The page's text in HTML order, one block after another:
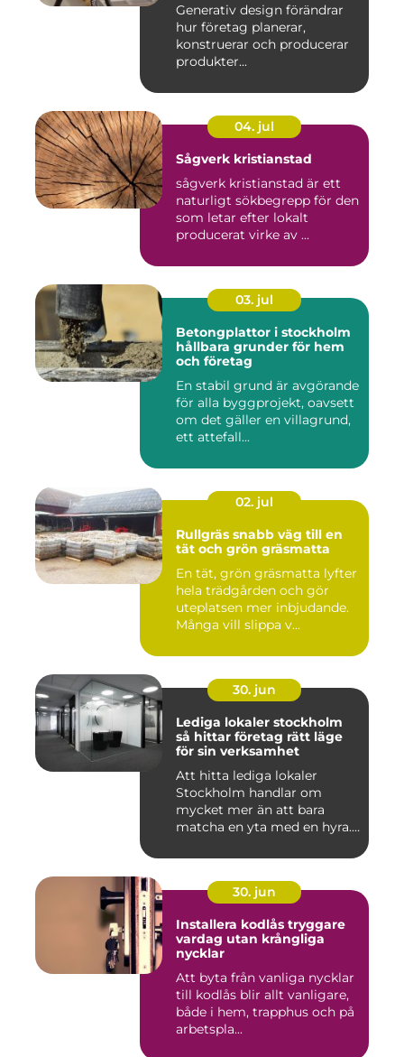
Generativ design förändrar
hur företag planerar,
konstruerar och producerar
produkter...
04. jul
Sågverk kristianstad
sågverk kristianstad är ett
naturligt sökbegrepp för den
som letar efter lokalt
producerat virke av ...
03. jul
Betongplattor i stockholm
hållbara grunder för hem
och företag
En stabil grund är avgörande
för alla byggprojekt, oavsett
om det gäller en villagrund,
ett attefall...
02. jul
Rullgräs snabb väg till en
tät och grön gräsmatta
En tät, grön gräsmatta lyfter
hela trädgården och gör
uteplatsen mer inbjudande.
Många vill slippa v...
30. jun
Lediga lokaler stockholm
så hittar företag rätt läge
för sin verksamhet
Att hitta lediga lokaler
Stockholm handlar om
mycket mer än att bara
matcha en yta med en hyra.
30. jun
Installera kodlås tryggare
vardag utan krångliga
nycklar
Att byta från vanliga nycklar
till kodlås blir allt vanligare,
både i hem, trapphus och på
arbetspla...